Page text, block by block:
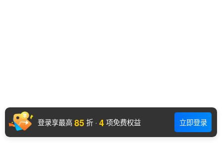
登录享最高 85 折 · 4 项免费权益 立即登录